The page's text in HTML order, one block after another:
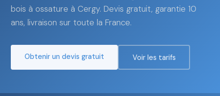
bois à ossature à Cergy. Devis gratuit, garantie 10
ans, livraison sur toute la France.
Obtenir un devis gratuit Voir les tarifs